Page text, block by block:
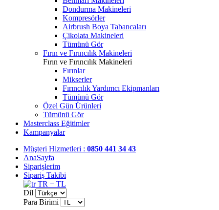
Dondurma Makineleri
Kompresörler
Airbrush Boya Tabancaları
Çikolata Makineleri
Tümünü Gör
Fırın ve Fırıncılık Makineleri
Fırın ve Fırıncılık Makineleri
Fırınlar
Mikserler
Fırıncılık Yardımcı Ekipmanları
Tümünü Gör
Özel Gün Ürünleri
Tümünü Gör
Masterclass Eğitimler
Kampanyalar
Müşteri Hizmetleri : 0850 441 34 43
AnaSayfa
Siparişlerim
Sipariş Takibi
TR − TL
Dil
Para Birimi